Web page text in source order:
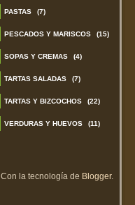
PASTAS (7)
PESCADOS Y MARISCOS (15)
SOPAS Y CREMAS (4)
TARTAS SALADAS (7)
TARTAS Y BIZCOCHOS (22)
VERDURAS Y HUEVOS (11)
Con la tecnología de Blogger.